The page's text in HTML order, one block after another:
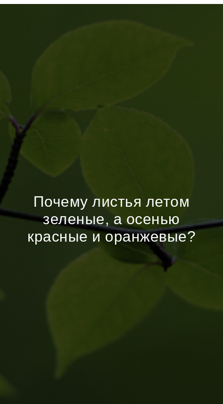
Почему листья летом
зеленые, а осенью
красные и оранжевые?